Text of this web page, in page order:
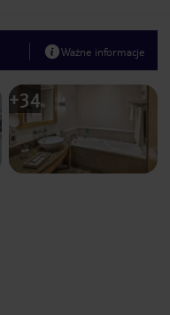
Ważne informacje
Next slide
1 /40
+34